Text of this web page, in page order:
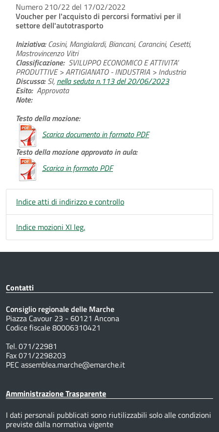
Numero 210/22 del 17/02/2022
Voucher per l'acquisto di percorsi formativi per il
settore dell'autotrasporto
Iniziativa:Casini, Mangialardi, Biancani, Carancini, Cesetti,
Mastrovincenzo Vitri
Classificazione: SVILUPPO ECONOMICO E ATTIVITA'
PRODUTTIVE > ARTIGIANATO - INDUSTRIA > Industria
Discussa:SI, nella seduta n.113 del 20/06/2023
Esito: Approvata
Note:
Testo della mozione:
Scarica documento in formato PDF
Testo della mozione approvato in aula:
Scarica in formato PDF
Indice atti di indirizzo e controllo
Indice mozioni XI leg.
Contatti
Consiglio regionale delle Marche
Piazza Cavour 23 - 60121 Ancona
Codice fiscale 80006310421
Tel. 071/22981
Fax 071/2298203
PEC assemblea.marche@emarche.it
Amministrazione Trasparente
I dati personali pubblicati sono riutilizzabili solo alle condizioni
previste dalla normativa vigente